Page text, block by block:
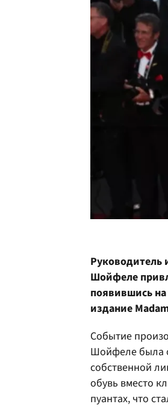
Руководитель
Шойфеле
появившись
издание
Событие
Шойфеле была
собственной
обувь вместо
пуантах, что